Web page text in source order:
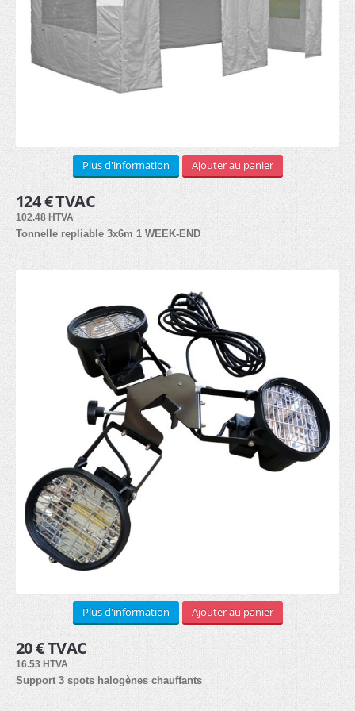
LOCATION
Arches (1)
Kit de côtés (2)
Lampes hallogènes chauffantes (1)
Lampes LED (1)
STRUCTURE ALUMINIUM
Murale (8)
Sur pieds (8)
Cadre textile (7)
Cubique (7)
Drapeaux
Beachflag (30)
Bases (8)
Plus d'information Ajouter au panier
124 € TVAC
102.48 HTVA
Tonnelle repliable 3x6m 1 WEEK-END
Plus d'information Ajouter au panier
20 € TVAC
16.53 HTVA
Support 3 spots halogènes chauffants